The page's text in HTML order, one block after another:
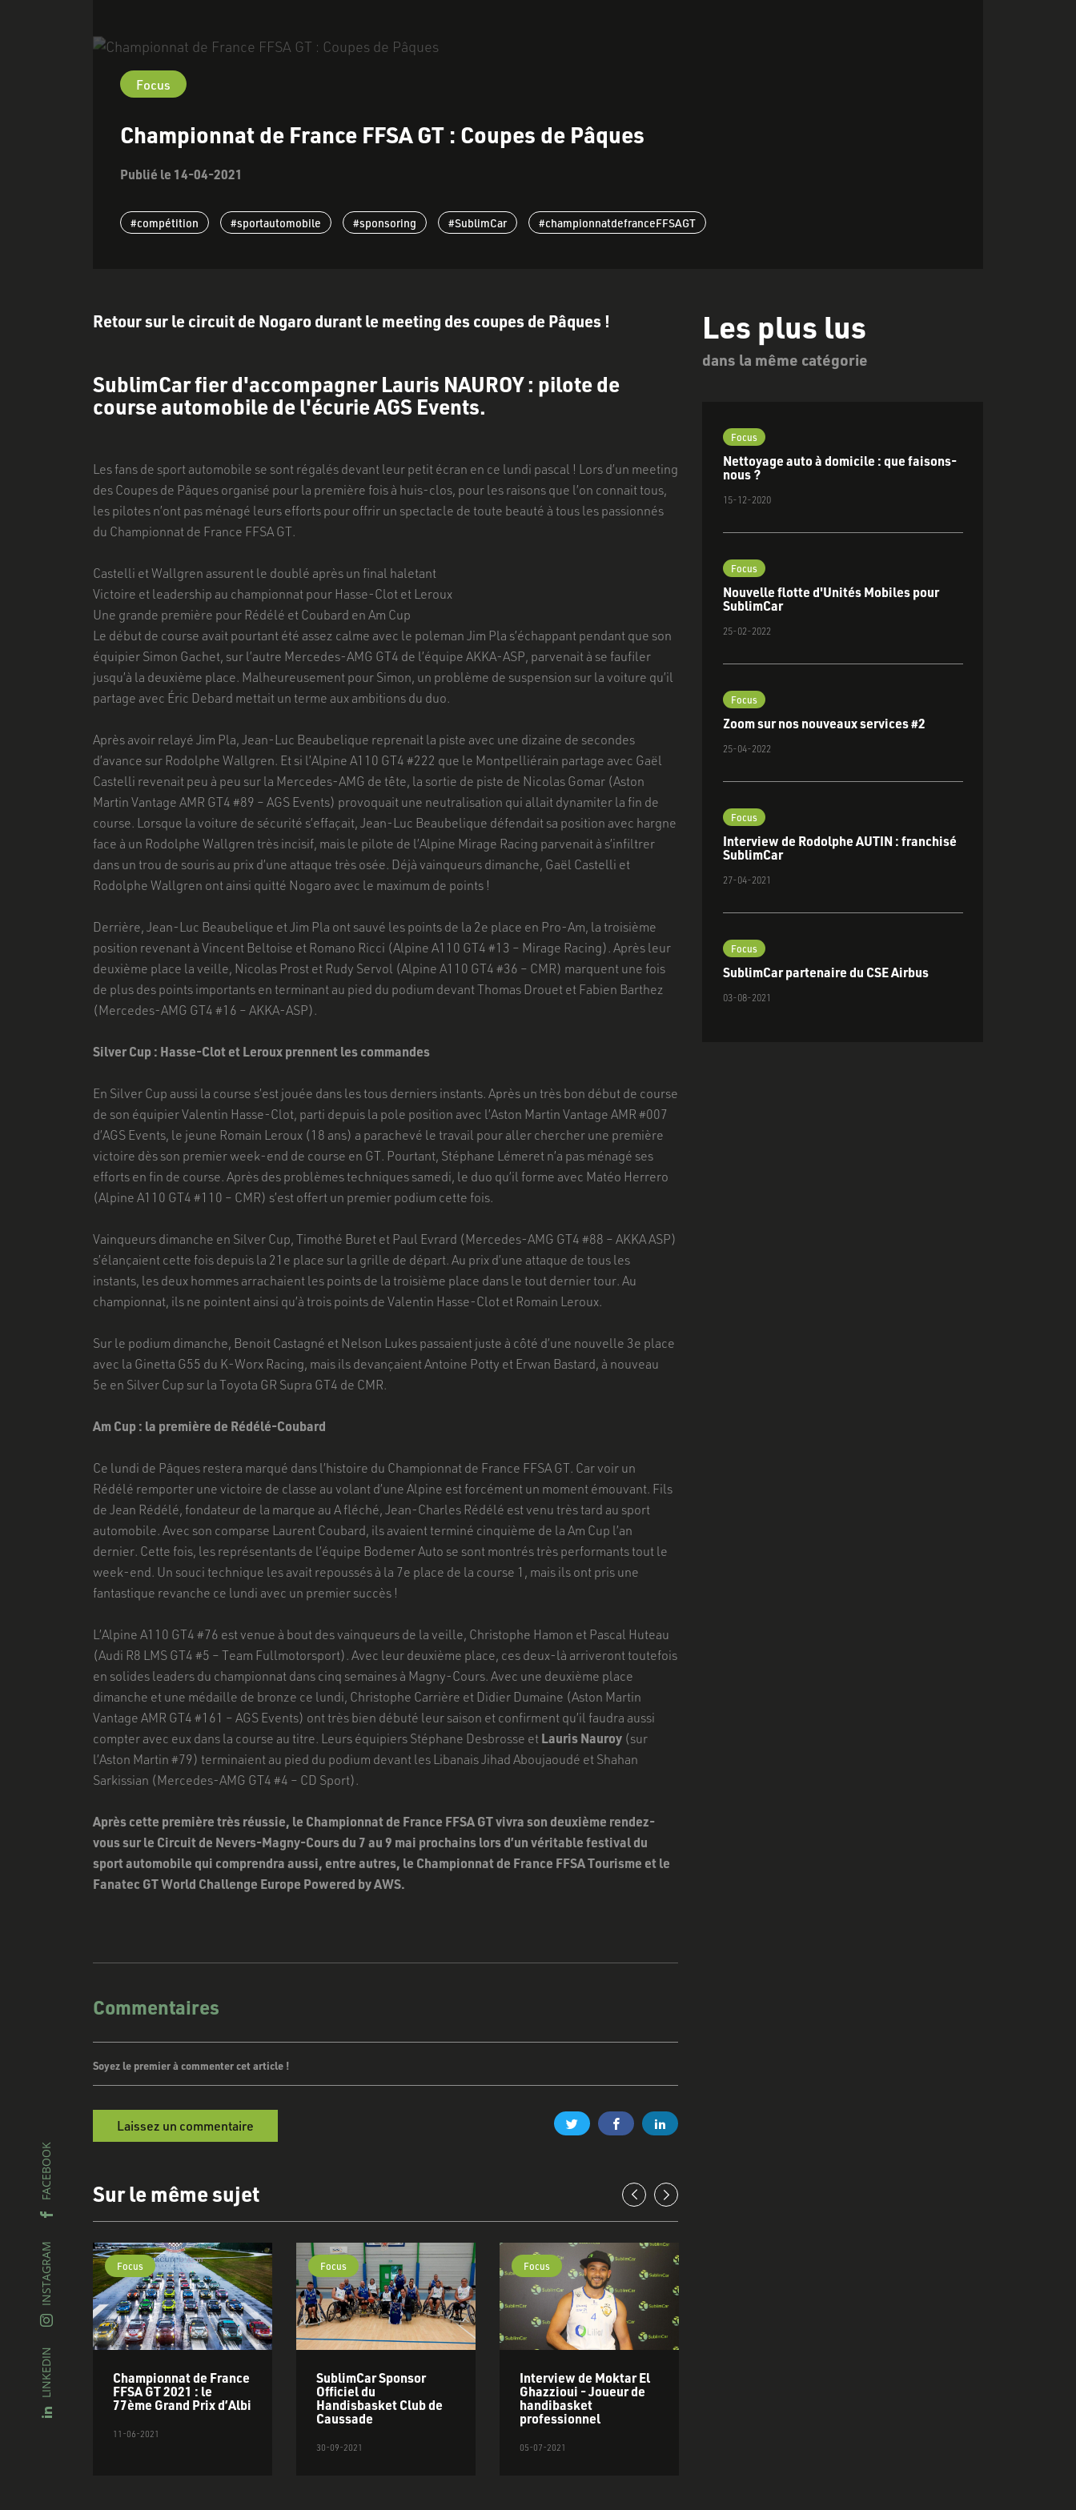
FACEBOOK
INSTAGRAM
LINKEDIN
Découvrez nos
services
Découvrez nos
services
Championnat de France FFSA GT : Coupes de Pâques
Publié le 14-04-2021
Focus
#compétition #sportautomobile #sponsoring #SublimCar #championnatdefranceFFSAGT
Retour sur le circuit de Nogaro durant le meeting des coupes de Pâques !
SublimCar fier d'accompagner Lauris NAUROY : pilote de
course automobile de l'écurie AGS Events.
Les fans de sport automobile se sont régalés devant leur petit écran en ce lundi pascal ! Lors d’un meeting
des Coupes de Pâques organisé pour la première fois à huis-clos, pour les raisons que l’on connait tous,
les pilotes n’ont pas ménagé leurs efforts pour offrir un spectacle de toute beauté à tous les passionnés
du Championnat de France FFSA GT.
Castelli et Wallgren assurent le doublé après un final haletant
Victoire et leadership au championnat pour Hasse-Clot et Leroux
Une grande première pour Rédélé et Coubard en Am Cup
Le début de course avait pourtant été assez calme avec le poleman Jim Pla s’échappant pendant que son
équipier Simon Gachet, sur l’autre Mercedes-AMG GT4 de l’équipe AKKA-ASP, parvenait à se faufiler
jusqu’à la deuxième place. Malheureusement pour Simon, un problème de suspension sur la voiture qu’il
partage avec Éric Debard mettait un terme aux ambitions du duo.
Après avoir relayé Jim Pla, Jean-Luc Beaubelique reprenait la piste avec une dizaine de secondes
d’avance sur Rodolphe Wallgren. Et si l’Alpine A110 GT4 #222 que le Montpelliérain partage avec Gaël
Castelli revenait peu à peu sur la Mercedes-AMG de tête, la sortie de piste de Nicolas Gomar (Aston
Martin Vantage AMR GT4 #89 – AGS Events) provoquait une neutralisation qui allait dynamiter la fin de
course. Lorsque la voiture de sécurité s’effaçait, Jean-Luc Beaubelique défendait sa position avec hargne
face à un Rodolphe Wallgren très incisif, mais le pilote de l’Alpine Mirage Racing parvenait à s’infiltrer
dans un trou de souris au prix d’une attaque très osée. Déjà vainqueurs dimanche, Gaël Castelli et
Rodolphe Wallgren ont ainsi quitté Nogaro avec le maximum de points !
Derrière, Jean-Luc Beaubelique et Jim Pla ont sauvé les points de la 2e place en Pro-Am, la troisième
position revenant à Vincent Beltoise et Romano Ricci (Alpine A110 GT4 #13 – Mirage Racing). Après leur
deuxième place la veille, Nicolas Prost et Rudy Servol (Alpine A110 GT4 #36 – CMR) marquent une fois
de plus des points importants en terminant au pied du podium devant Thomas Drouet et Fabien Barthez
(Mercedes-AMG GT4 #16 – AKKA-ASP).
Silver Cup : Hasse-Clot et Leroux prennent les commandes
En Silver Cup aussi la course s’est jouée dans les tous derniers instants. Après un très bon début de course
de son équipier Valentin Hasse-Clot, parti depuis la pole position avec l’Aston Martin Vantage AMR #007
d’AGS Events, le jeune Romain Leroux (18 ans) a parachevé le travail pour aller chercher une première
victoire dès son premier week-end de course en GT. Pourtant, Stéphane Lémeret n’a pas ménagé ses
efforts en fin de course. Après des problèmes techniques samedi, le duo qu’il forme avec Matéo Herrero
(Alpine A110 GT4 #110 – CMR) s’est offert un premier podium cette fois.
Vainqueurs dimanche en Silver Cup, Timothé Buret et Paul Evrard (Mercedes-AMG GT4 #88 – AKKA ASP)
s’élançaient cette fois depuis la 21e place sur la grille de départ. Au prix d’une attaque de tous les
instants, les deux hommes arrachaient les points de la troisième place dans le tout dernier tour. Au
championnat, ils ne pointent ainsi qu’à trois points de Valentin Hasse-Clot et Romain Leroux.
Sur le podium dimanche, Benoit Castagné et Nelson Lukes passaient juste à côté d’une nouvelle 3e place
avec la Ginetta G55 du K-Worx Racing, mais ils devançaient Antoine Potty et Erwan Bastard, à nouveau
5e en Silver Cup sur la Toyota GR Supra GT4 de CMR.
Am Cup : la première de Rédélé-Coubard
Ce lundi de Pâques restera marqué dans l’histoire du Championnat de France FFSA GT. Car voir un
Rédélé remporter une victoire de classe au volant d’une Alpine est forcément un moment émouvant. Fils
de Jean Rédélé, fondateur de la marque au A fléché, Jean-Charles Rédélé est venu très tard au sport
automobile. Avec son comparse Laurent Coubard, ils avaient terminé cinquième de la Am Cup l’an
dernier. Cette fois, les représentants de l’équipe Bodemer Auto se sont montrés très performants tout le
week-end. Un souci technique les avait repoussés à la 7e place de la course 1, mais ils ont pris une
fantastique revanche ce lundi avec un premier succès !
L’Alpine A110 GT4 #76 est venue à bout des vainqueurs de la veille, Christophe Hamon et Pascal Huteau
(Audi R8 LMS GT4 #5 – Team Fullmotorsport). Avec leur deuxième place, ces deux-là arriveront toutefois
en solides leaders du championnat dans cinq semaines à Magny-Cours. Avec une deuxième place
dimanche et une médaille de bronze ce lundi, Christophe Carrière et Didier Dumaine (Aston Martin
Vantage AMR GT4 #161 – AGS Events) ont très bien débuté leur saison et confirment qu’il faudra aussi
compter avec eux dans la course au titre. Leurs équipiers Stéphane Desbrosse etLauris Nauroy(sur
l’Aston Martin #79) terminaient au pied du podium devant les Libanais Jihad Aboujaoudé et Shahan
Sarkissian (Mercedes-AMG GT4 #4 – CD Sport).
Après cette première très réussie, le Championnat de France FFSA GT vivra son deuxième rendez-
vous sur le Circuit de Nevers-Magny-Cours du 7 au 9 mai prochains lors d’un véritable festival du
sport automobile qui comprendra aussi, entre autres, le Championnat de France FFSA Tourisme et le
Fanatec GT World Challenge Europe Powered by AWS.
Commentaires
Soyez le premier à commenter cet article !
Laissez un commentaire
Sur le même sujet
Focus
Championnat de France
FFSA GT 2021 : le
77ème Grand Prix d’Albi
11-06-2021
Focus
SublimCar Sponsor
Officiel du
Handisbasket Club de
Caussade
30-09-2021
Focus
Interview de Moktar El
Ghazzioui - Joueur de
handibasket
professionnel
05-07-2021
Les plus lus
dans la même catégorie
Focus
Nettoyage auto à domicile : que faisons-
nous ?
15-12-2020
Focus
Nouvelle flotte d'Unités Mobiles pour
SublimCar
25-02-2022
Focus
Zoom sur nos nouveaux services #2
25-04-2022
Focus
Interview de Rodolphe AUTIN : franchisé
SublimCar
27-04-2021
Focus
SublimCar partenaire du CSE Airbus
03-08-2021